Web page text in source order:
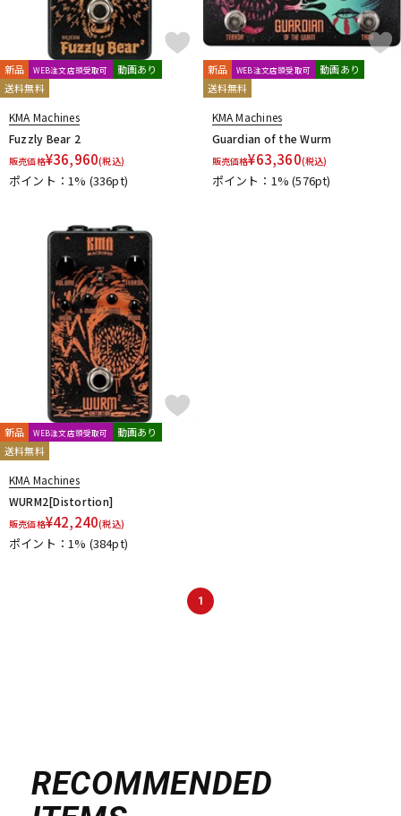
新品 WEB注文店頭受取可
動画あり
送料無料
KMA Machines
Fuzzly Bear 2
販売価格¥36,960(税込)
ポイント：1% (336pt)
新品 WEB注文店頭受取可
動画あり
送料無料
KMA Machines
Guardian of the Wurm
販売価格¥63,360(税込)
ポイント：1%(576pt)
新品 WEB注文店頭受取可
動画あり
送料無料
KMA Machines
WURM2[Distortion]
販売価格¥42,240(税込)
ポイント：1% (384pt)
1
RECOMMENDED